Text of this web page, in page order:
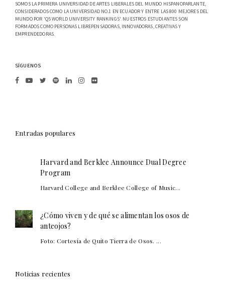
SOMOS LA PRIMERA UNIVERSIDAD DE ARTES LIBERALES DEL MUNDO HISPANOPARLANTE,
CONSIDERADOS COMO LA UNIVERSIDAD NO.1 EN ECUADOR Y ENTRE LAS 800 MEJORES DEL
MUNDO POR 'QS WORLD UNIVERSITY RANKINGS'. NUESTROS ESTUDIANTES SON
FORMADOS COMO PERSONAS LIBREPENSADORAS, INNOVADORAS, CREATIVAS Y
EMPRENDEDORAS.
SÍGUENOS
Entradas populares
Harvard and Berklee Announce Dual Degree
Program
Harvard College and Berklee College of Music...
¿Cómo viven y de qué se alimentan los osos de
anteojos?
Foto: Cortesía de Quito Tierra de Osos. ...
Noticias recientes